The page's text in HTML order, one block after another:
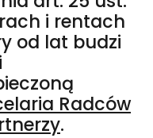
i rentach
od lat budzi
Radców
.